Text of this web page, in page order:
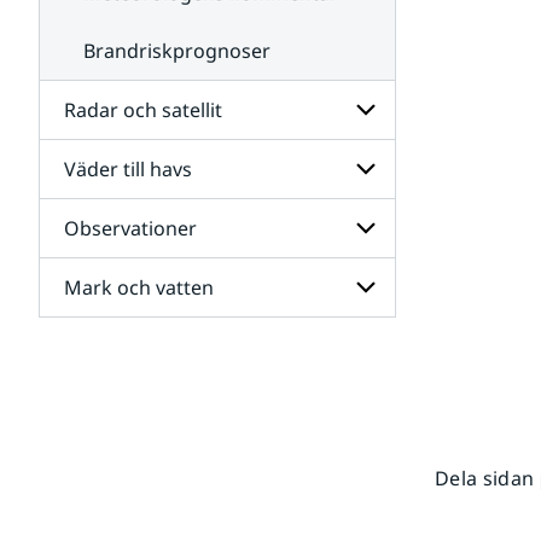
Brandriskprognoser
Radar och satellit
Undersidor
för
Radar
och
satellit
Väder till havs
Undersidor
för
Väder
till
havs
Observationer
Undersidor
för
Mark och vatten
Dela sidan